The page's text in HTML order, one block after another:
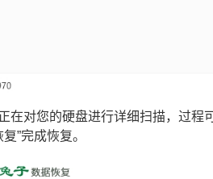
在对您的硬盘进行详细扫描，过
”完成恢复。